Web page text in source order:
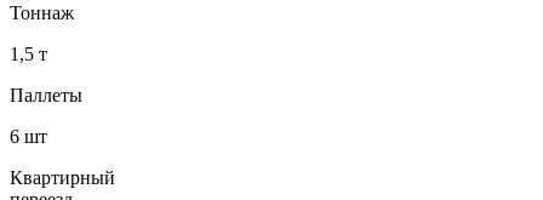
Тоннаж
1,5 т
Паллеты
6 шт
Квартирный